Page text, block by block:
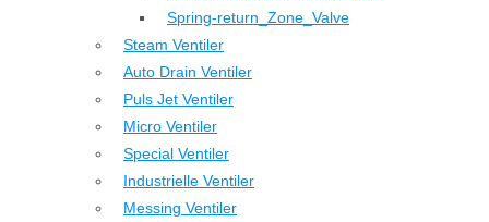
Spring-return_Zone_Valve
Steam Ventiler
Auto Drain Ventiler
Puls Jet Ventiler
Micro Ventiler
Special Ventiler
Industrielle Ventiler
Messing Ventiler